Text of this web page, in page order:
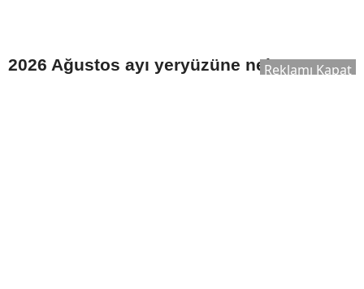
2026 Ağustos ayı yeryüzüne nelerReklamı Kapat